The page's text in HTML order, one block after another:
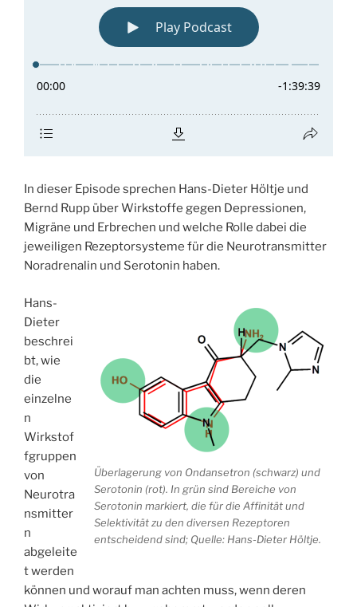
In dieser Episode sprechen Hans-Dieter Höltje und
Bernd Rupp über Wirkstoffe gegen Depressionen,
Migräne und Erbrechen und welche Rolle dabei die
jeweiligen Rezeptorsysteme für die Neurotransmitter
Noradrenalin und Serotonin haben.
Überlagerung von Ondansetron (schwarz) und
Serotonin (rot). In grün sind Bereiche von
Serotonin markiert, die für die Affinität und
Selektivität zu den diversen Rezeptoren
entscheidend sind; Quelle: Hans-Dieter Höltje.
Hans-
Dieter
beschrei
bt, wie
die
einzelne
n
Wirkstof
fgruppen
von
Neurotra
nsmitter
n
abgeleite
t werden
können und worauf man achten muss, wenn deren